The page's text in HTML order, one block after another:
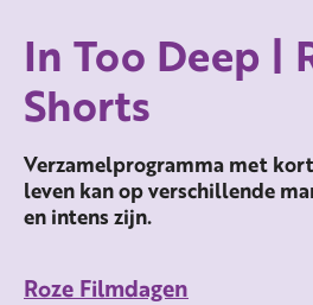
In Too Deep |
Shorts
Verzamelprogramma met
leven kan op verschillende
en intens zijn.
Roze Filmdagen